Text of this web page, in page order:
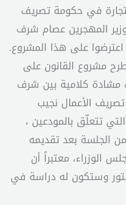
في حكومة تصريف
المهجرين عصام شرف
اعترضوا على هذا المشروع.
مشروع القانون على
مشادة كلامية بين شرف
الأعمال نجيب
تتعلّق بالمودعين ،
الجلسة بعد تقديمه
الوزراء، معتبراً أن
وستكون له دراسة في